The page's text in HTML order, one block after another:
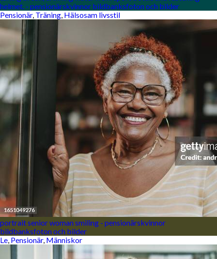
helmet. - pensionärskvinnor bildbanksfoton och bilder
Pensionär, Träning, Hälsosam livsstil
portrait senior woman smiling - pensionärskvinnor
bildbanksfoton och bilder
Le, Pensionär, Människor